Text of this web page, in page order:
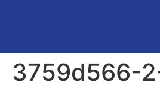
3759d566-